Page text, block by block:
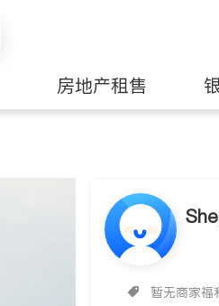
房地产租售
暂无商家福